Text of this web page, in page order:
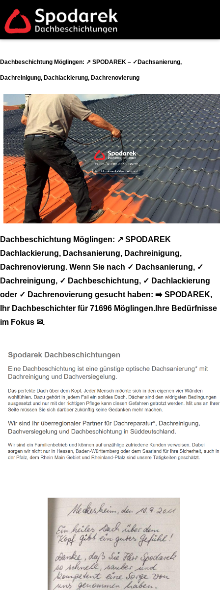
Dachbeschichtung Möglingen: ↗️ SPODAREK – ✓Dachsanierung,
Dachreinigung, Dachlackierung, Dachrenovierung
Dachbeschichtung Möglingen: ↗️ SPODAREK
Dachlackierung, Dachsanierung, Dachreinigung,
Dachrenovierung. Wenn Sie nach ✓ Dachsanierung, ✓
Dachreinigung, ✓ Dachbeschichtung, ✓ Dachlackierung
oder ✓ Dachrenovierung gesucht haben: ➡️ SPODAREK,
Ihr Dachbeschichter für 71696 Möglingen.Ihre Bedürfnisse
im Fokus ✉.